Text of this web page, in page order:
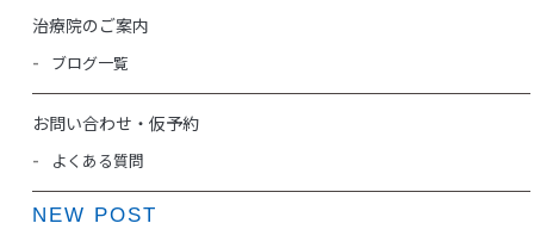
治療院のご案内
ブログ一覧
お問い合わせ・仮予約
よくある質問
NEW POST